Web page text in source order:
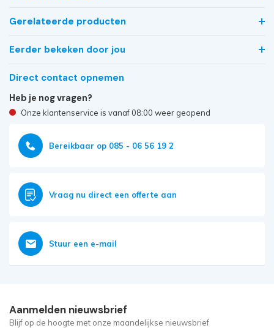
Gerelateerde producten
Eerder bekeken door jou
Direct contact opnemen
Heb je nog vragen?
Onze klantenservice is vanaf 08:00 weer geopend
Bereikbaar op 085 - 06 56 19 2
Vraag nu direct een offerte aan
Stuur een e-mail
Aanmelden nieuwsbrief
Blijf op de hoogte met onze maandelijkse nieuwsbrief